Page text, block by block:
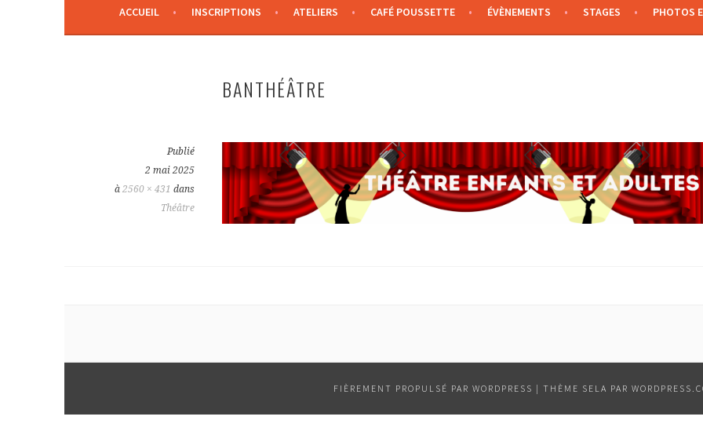
ACCUEIL INSCRIPTIONS ATELIERS CAFÉ POUSSETTE ÉVÈNEMENTS STAGES PHOTOS
BANTHÉÂTRE
Publié
2 mai 2025
à 2560 × 431 dans
Théâtre
FIÈREMENT PROPULSÉ PAR WORDPRESS | THÈME SELA PAR